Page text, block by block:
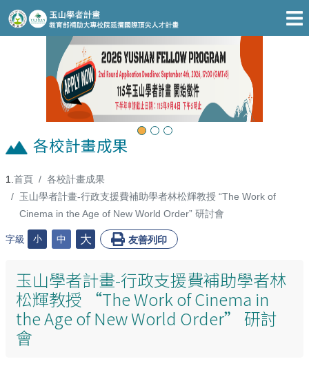
跳至主要內容區
Previous
各校計畫成果
::: 首頁
各校計畫成果
玉山學者計畫-行政支援費補助學者林松輝教授 “The Work of
Cinema in the Age of New World Order” 研討會
字級 小 中 大 友善列印
玉山學者計畫-行政支援費補助學者林
松輝教授 “The Work of Cinema in
the Age of New World Order” 研討
會